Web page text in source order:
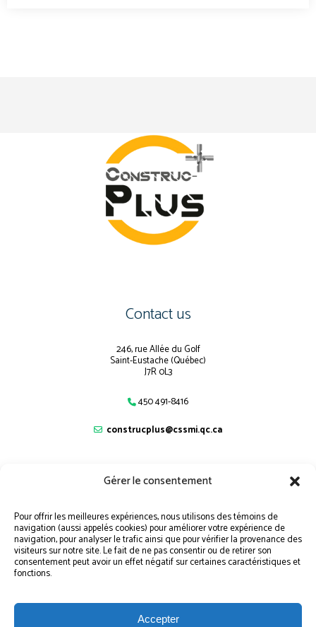
Gérer le consentement
Pour offrir les meilleures expériences, nous utilisons des témoins de
navigation (aussi appelés cookies) pour améliorer votre expérience de
navigation, pour analyser le trafic ainsi que pour vérifier la provenance des
visiteurs sur notre site. Le fait de ne pas consentir ou de retirer son
consentement peut avoir un effet négatif sur certaines caractéristiques et
fonctions.
Accepter
Contact us
246, rue Allée du Golf
Saint-Eustache (Québec)
J7R 0L3
450 491-8416
construcplus@cssmi.qc.ca
SITEMAP
STUDENT PORTAL